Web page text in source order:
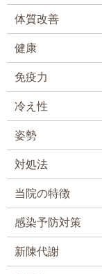
体質改善
健康
免疫力
冷え性
姿勢
対処法
当院の特徴
感染予防対策
新陳代謝